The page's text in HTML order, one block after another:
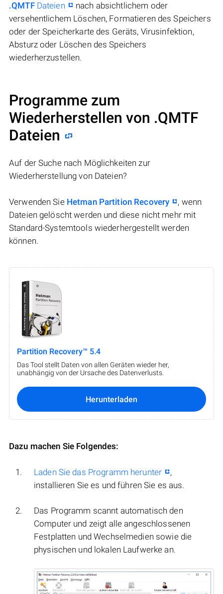
.QMTFDateien
nach absichtlichem oder
versehentlichem Löschen, Formatieren des Speichers
oder der Speicherkarte des Geräts, Virusinfektion,
Absturz oder Löschen des Speichers
wiederherzustellen.
Programme zum
Wiederherstellen von .QMTF
Dateien
Auf der Suche nach Möglichkeiten zur
Wiederherstellung von Dateien?
Verwenden Sie Hetman Partition Recovery
, wenn
Dateien gelöscht werden und diese nicht mehr mit
Standard-Systemtools wiederhergestellt werden
können.
Partition Recovery™ 5.4
Das Tool stellt Daten von allen Geräten wieder her,
unabhängig von der Ursache des Datenverlusts.
Herunterladen
Dazu machen Sie Folgendes:
Laden Sie das Programm herunter
,
installieren Sie es und führen Sie es aus.
Das Programm scannt automatisch den
Computer und zeigt alle angeschlossenen
Festplatten und Wechselmedien sowie die
physischen und lokalen Laufwerke an.